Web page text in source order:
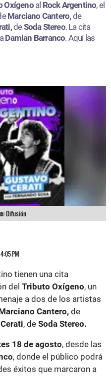
Oxígenoal Rock Argentino, el
Marciano Cantero,de
deSoda Stereo. La cita
Damian Barranco. Aquí las
Difusión
PM
tienen una cita
del Tributo Oxígeno, un
a dos de los artistas
Cantero, de
, de Soda Stereo.
18 de agosto, desde las
, donde el público podrá
éxitos que marcaron a